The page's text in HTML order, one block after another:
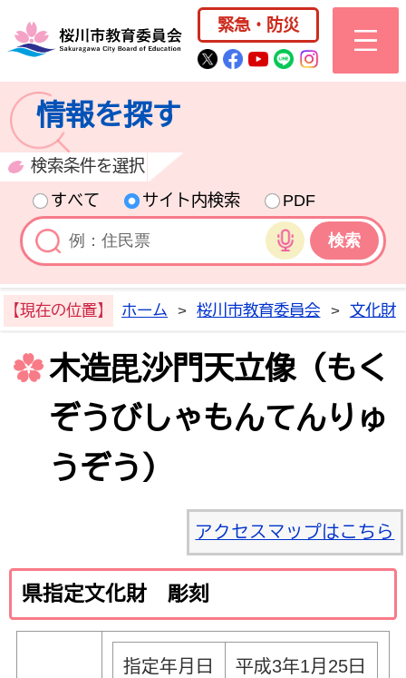
桜川市公式ホー
緊急・防災
桜川市公式Twitter
桜川市公式
桜川市公式
桜川市公式
情報を探す
検索条件を選択
すべて
サイト内検索
PDF
音声検索
【現在の位置】 ホーム > 桜川市教育委員会 > 文化財
木造毘沙門天立像（もく
ぞうびしゃもんてんりゅ
うぞう）
アクセスマップはこちら
県指定文化財 彫刻
指定年月日 平成3年1月25日